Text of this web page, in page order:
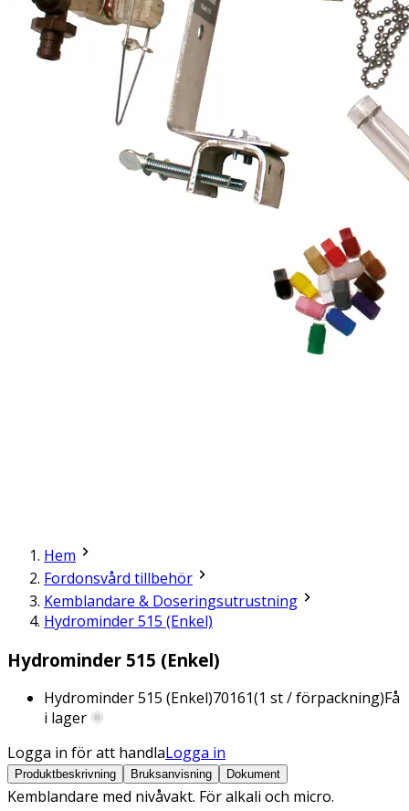
Hem
Fordonsvård tillbehör
Kemblandare & Doseringsutrustning
Hydrominder 515 (Enkel)
Hydrominder 515 (Enkel)
Hydrominder 515 (Enkel)70161(1 st / förpackning)Få
i lager
Logga in för att handlaLogga in
Produktbeskrivning Bruksanvisning Dokument
Kemblandare med nivåvakt. För alkali och micro.